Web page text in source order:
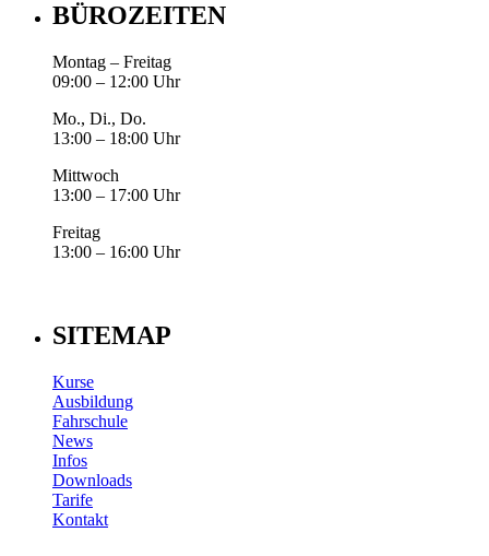
BÜROZEITEN
Montag – Freitag
09:00 – 12:00 Uhr
Mo., Di., Do.
13:00 – 18:00 Uhr
Mittwoch
13:00 – 17:00 Uhr
Freitag
13:00 – 16:00 Uhr
SITEMAP
Kurse
Ausbildung
Fahrschule
News
Infos
Downloads
Tarife
Kontakt